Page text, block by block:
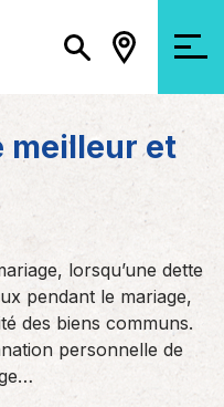
meilleur et
lorsqu’une dette
pendant le mariage,
des biens communs.
personnelle de